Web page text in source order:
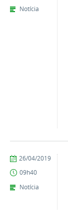
Notícia
publicado
26/04/2019
09h40
Notícia